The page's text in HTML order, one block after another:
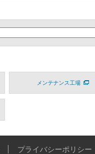
メンテナンス工場
プライバシーポリシー